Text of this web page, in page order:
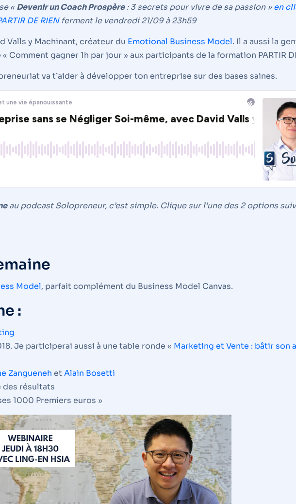
DE RIENferment le vendredi 21/09 à 23h59
Valls y Machinant, créateur du Emotional Business Model
Comment gagner 1h par jour » aux participants de la formation PARTIR
va t’aider à développer ton entreprise sur des bases saines.
au podcast Solopreneur, c’est simple. Clique sur l’une des 2 options
Model, parfait complément du Business Model Canvas.
:
Je participerai aussi à une table ronde «
des résultats
1000 Premiers euros »